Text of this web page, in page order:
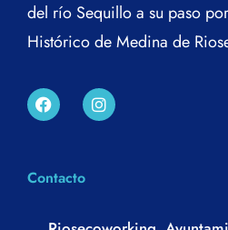
del río Sequillo a su paso
Histórico de Medina de
Contacto